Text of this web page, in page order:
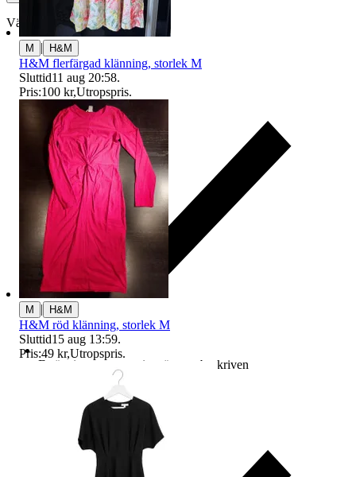
Välj till köparskydd
Ersättning om varan inte är som beskriven
M | H&M
H&M flerfärgad klänning, storlek M
Sluttid11 aug 20:58.
Pris:100 kr,Utropspris.
M | H&M
H&M röd klänning, storlek M
Sluttid15 aug 13:59.
Pris:49 kr,Utropspris.